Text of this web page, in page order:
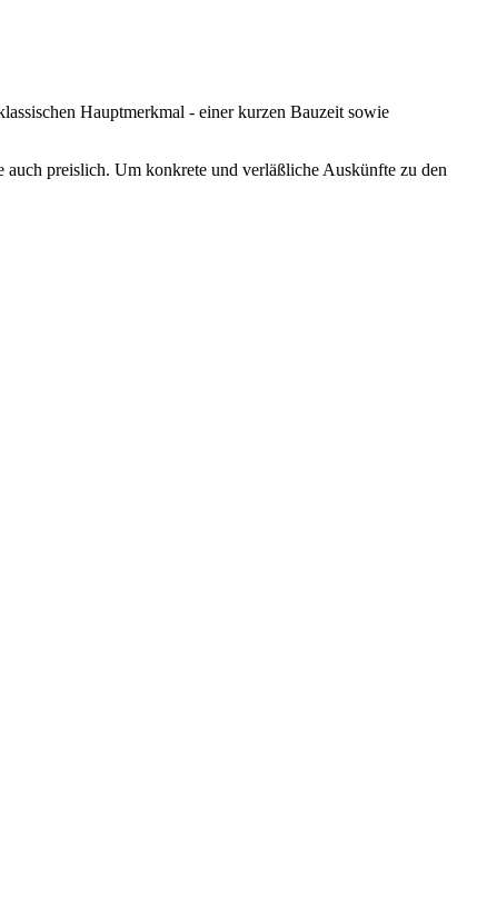
Hauptmerkmal - einer kurzen Bauzeit sowie
preislich. Um konkrete und verläßliche Auskünfte zu den